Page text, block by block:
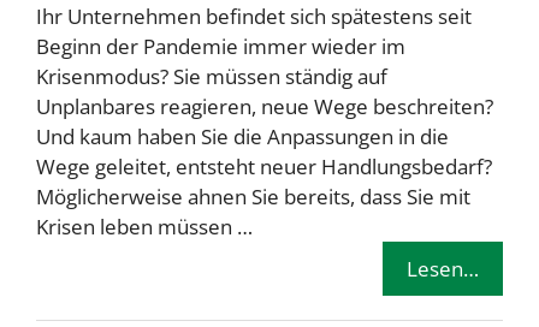
Ihr Unternehmen befindet sich spätestens seit
Beginn der Pandemie immer wieder im
Krisenmodus? Sie müssen ständig auf
Unplanbares reagieren, neue Wege beschreiten?
Und kaum haben Sie die Anpassungen in die
Wege geleitet, entsteht neuer Handlungsbedarf?
Möglicherweise ahnen Sie bereits, dass Sie mit
Krisen leben müssen …
Lesen…